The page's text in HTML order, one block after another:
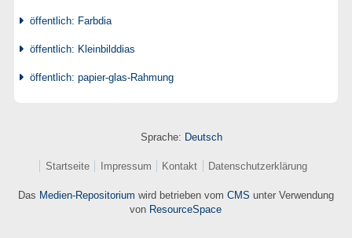
öffentlich: Farbdia
öffentlich: Kleinbilddias
öffentlich: papier-glas-Rahmung
Sprache: Deutsch
Startseite Impressum Kontakt Datenschutzerklärung
Das Medien-Repositorium wird betrieben vom CMS unter Verwendung
von ResourceSpace